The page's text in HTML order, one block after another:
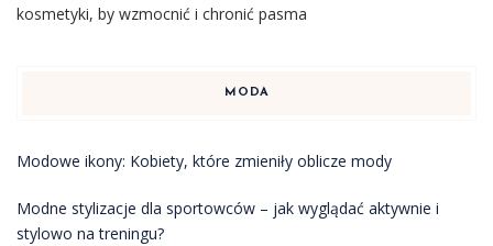
kosmetyki, by wzmocnić i chronić pasma
MODA
Modowe ikony: Kobiety, które zmieniły oblicze mody
Modne stylizacje dla sportowców – jak wyglądać aktywnie i
stylowo na treningu?